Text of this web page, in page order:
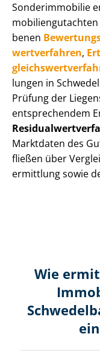
Sonderimmobilie
be­nen
wert­ver­fah­ren,
lun­gen in
Prüfung der
entsprechendem
Marktdaten des
fließen über
ermitt­lung sowie
Wie